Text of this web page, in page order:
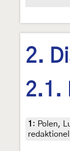
2.
2.1.
1 : Polen,